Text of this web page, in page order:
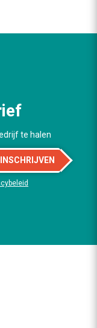
te halen
INSCHRIJVEN